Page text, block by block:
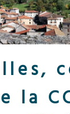
la